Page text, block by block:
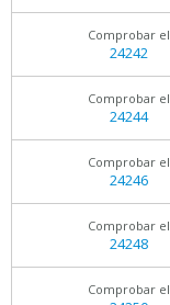
Comprobar el
24242
Comprobar el
24244
Comprobar el
24246
Comprobar el
24248
Comprobar el